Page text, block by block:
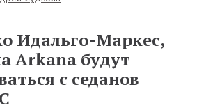
Идальго-Маркес,
Arkana будут
с седанов